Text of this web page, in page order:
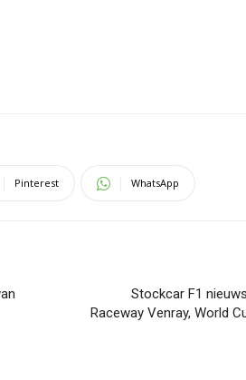
Pinterest WhatsApp
Stockcar F1
Raceway Venray, World